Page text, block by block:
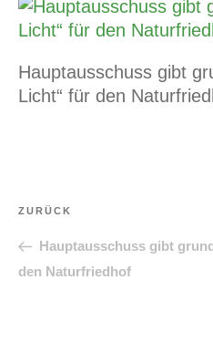
Hauptausschuss gibt
Licht“ für den
Vorheriger
ZURÜCK
Hauptausschuss gibt
den Naturfriedhof